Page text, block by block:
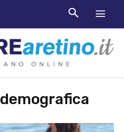
demografica